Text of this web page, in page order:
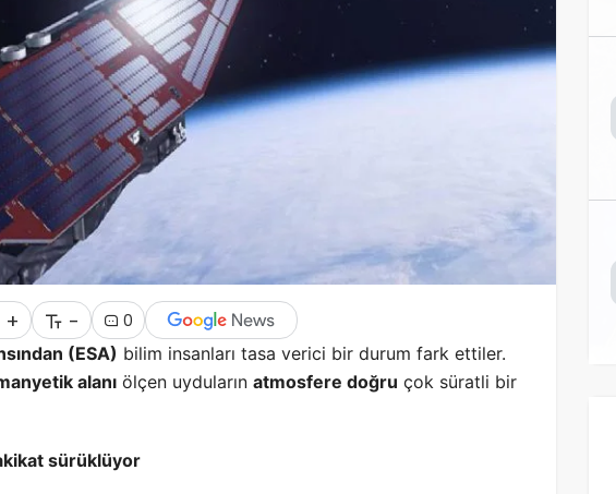
+ -
0
(ESA) bilim insanları tasa verici bir durum fark ettiler.
alanı ölçen uyduların atmosfere doğru çok süratli bir
sürüklüyor